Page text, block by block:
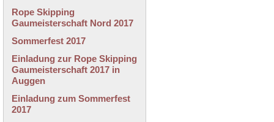
Rope Skipping
Gaumeisterschaft Nord 2017
Sommerfest 2017
Einladung zur Rope Skipping
Gaumeisterschaft 2017 in
Auggen
Einladung zum Sommerfest
2017